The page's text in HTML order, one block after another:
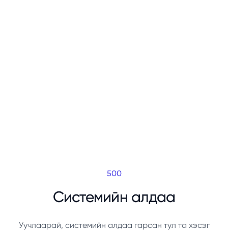
500
Системийн алдаа
Уучлаарай, системийн алдаа гарсан тул та хэсэг